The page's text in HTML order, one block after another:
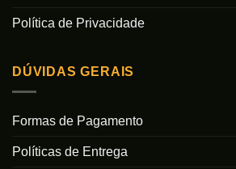
Política de Privacidade
DÚVIDAS GERAIS
Formas de Pagamento
Políticas de Entrega